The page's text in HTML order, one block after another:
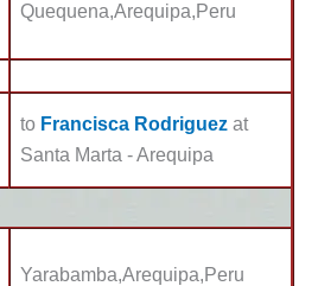
Quequena,Arequipa,Peru
to Francisca Rodriguez at
Santa Marta - Arequipa
Yarabamba,Arequipa,Peru